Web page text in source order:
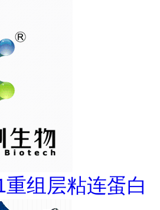
组层粘连蛋白